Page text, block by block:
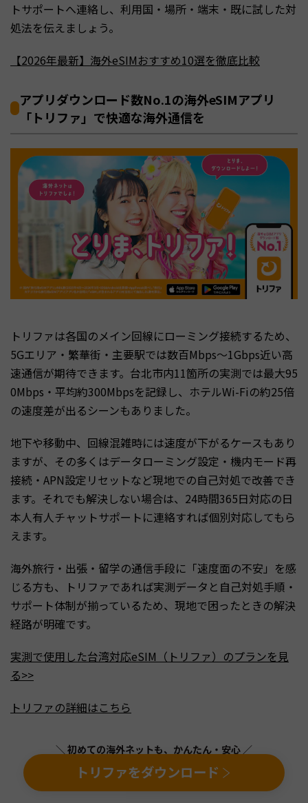
トサポートへ連絡し、利用国・場所・端末・既に試した対
処法を伝えましょう。
【2026年最新】海外eSIMおすすめ10選を徹底比較
アプリダウンロード数No.1の海外eSIMアプリ
「トリファ」で快適な海外通信を
トリファは各国のメイン回線にローミング接続するため、
5Gエリア・繁華街・主要駅では数百Mbps〜1Gbps近い高
速通信が期待できます。台北市内11箇所の実測では最大95
0Mbps・平均約300Mbpsを記録し、ホテルWi-Fiの約25倍
の速度差が出るシーンもありました。
地下や移動中、回線混雑時には速度が下がるケースもあり
ますが、その多くはデータローミング設定・機内モード再
接続・APN設定リセットなど現地での自己対処で改善でき
ます。それでも解決しない場合は、24時間365日対応の日
本人有人チャットサポートに連絡すれば個別対応してもら
えます。
海外旅行・出張・留学の通信手段に「速度面の不安」を感
じる方も、トリファであれば実測データと自己対処手順・
サポート体制が揃っているため、現地で困ったときの解決
経路が明確です。
実測で使用した台湾対応eSIM（トリファ）のプランを見
る>>
トリファの詳細はこちら
＼ 初めての海外ネットも、かんたん・安心 ／
トリファをダウンロード